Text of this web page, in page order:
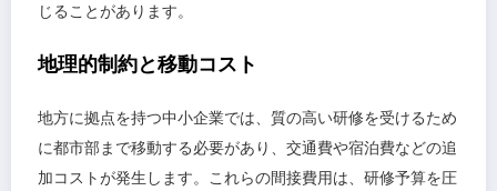
じることがあります。
地理的制約と移動コスト
地方に拠点を持つ中小企業では、質の高い研修を受けるため
に都市部まで移動する必要があり、交通費や宿泊費などの追
加コストが発生します。これらの間接費用は、研修予算を圧